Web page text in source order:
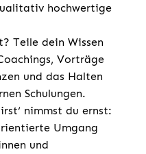
hochwertige
Teile dein Wissen
Vorträge
und das Halten
Schulungen.
nimmst du ernst:
Umgang
und